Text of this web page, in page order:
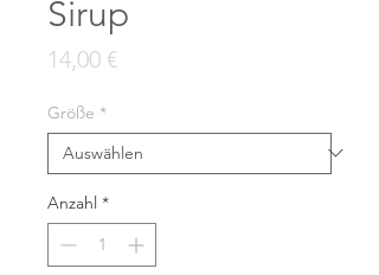
Sirup
14,00 €
Größe *
Anzahl *